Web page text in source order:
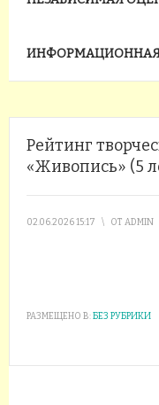
ИНФОРМАЦИОННАЯ
Рейтинг
«Живопись» (5
02.06.2026 15:17 \ ОТ ADMIN
РАЗМЕЩЕНО В:БЕЗ РУБРИКИ